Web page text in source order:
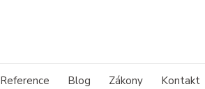
Reference Blog Zákony Kontakt